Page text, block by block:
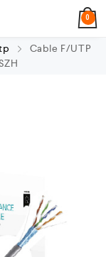
0
Cable F/UTP